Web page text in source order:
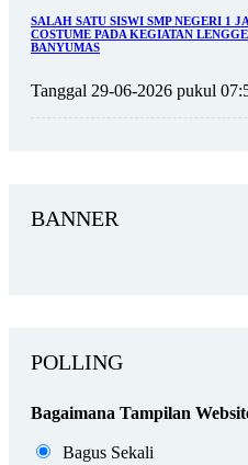
SALAH SATU SISWI SMP NEGERI 1
COSTUME PADA KEGIATAN
BANYUMAS
Tanggal 29-06-2026 pukul
BANNER
POLLING
Bagaimana Tampilan
Bagus Sekali